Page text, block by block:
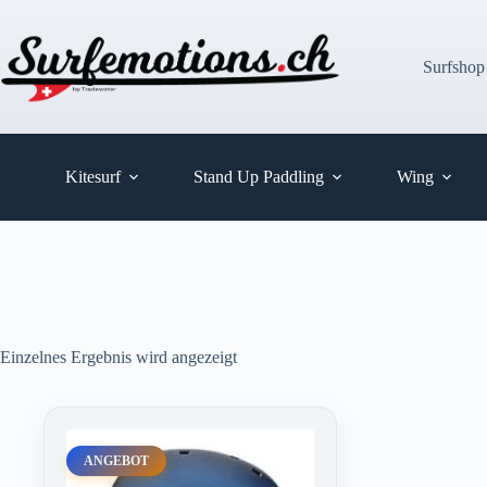
springen
Kitesurf Stand Up Paddling Wing
Einzelnes Ergebnis wird angezeigt
ANGEBOT